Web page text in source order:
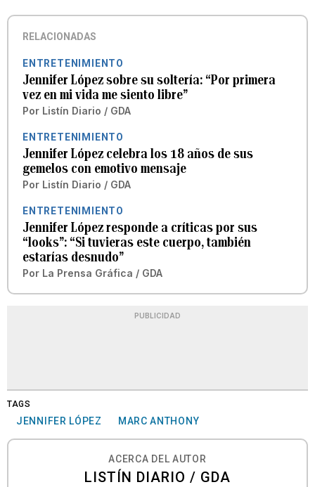
RELACIONADAS
ENTRETENIMIENTO
Jennifer López sobre su soltería: “Por primera
vez en mi vida me siento libre”
Por Listín Diario / GDA
ENTRETENIMIENTO
Jennifer López celebra los 18 años de sus
gemelos con emotivo mensaje
Por Listín Diario / GDA
ENTRETENIMIENTO
Jennifer López responde a críticas por sus
“looks”: “Si tuvieras este cuerpo, también
estarías desnudo”
Por La Prensa Gráfica / GDA
PUBLICIDAD
TAGS
JENNIFER LÓPEZ MARC ANTHONY
ACERCA DEL AUTOR
LISTÍN DIARIO / GDA